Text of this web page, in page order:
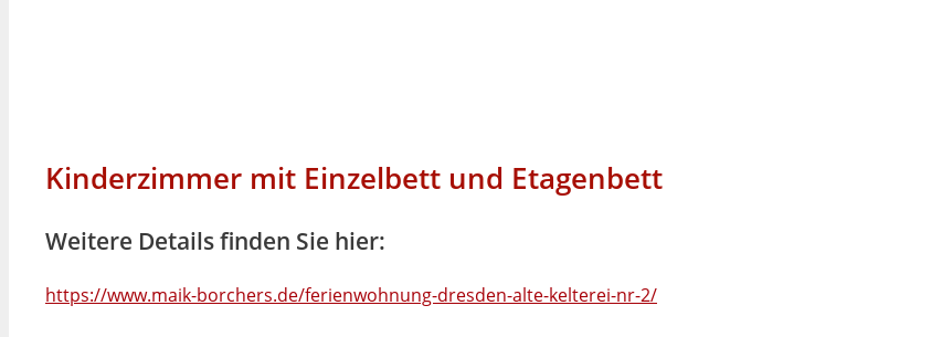
Kinderzimmer mit Einzelbett und Etagenbett
Weitere Details finden Sie hier:
https://www.maik-borchers.de/ferienwohnung-dresden-alte-kelterei-nr-2/